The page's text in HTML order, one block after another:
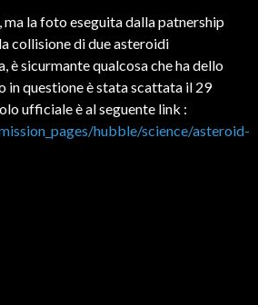
ma la foto eseguita dalla patnership
collisione di due asteroidi
è sicurmante qualcosa che ha dello
in questione è stata scattata il 29
ufficiale è al seguente link :
hubble/science/asteroid-